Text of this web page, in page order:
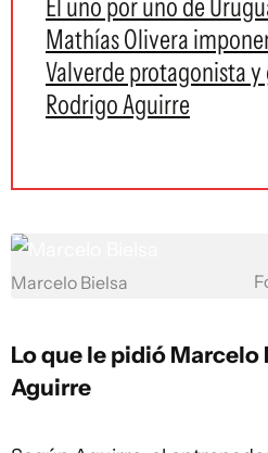
El uno por uno de
Mathías Olivera
Valverde protagonista
Rodrigo Aguirre
Marcelo Bielsa
Lo que le pidió Marcelo
Aguirre